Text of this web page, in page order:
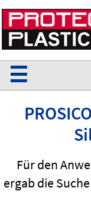
☰
Für den
ergab die